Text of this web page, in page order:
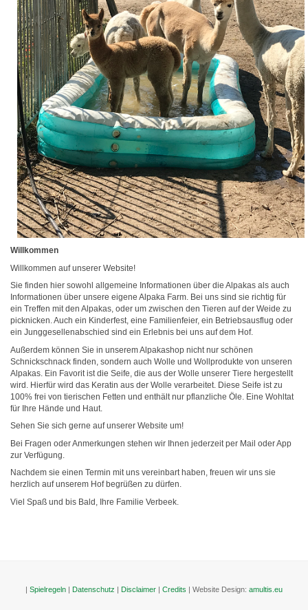
Willkommen
Willkommen auf unserer Website!
Sie finden hier sowohl allgemeine Informationen über die Alpakas als auch
Informationen über unsere eigene Alpaka Farm. Bei uns sind sie richtig für
ein Treffen mit den Alpakas, oder um zwischen den Tieren auf der Weide zu
picknicken. Auch ein Kinderfest, eine Familienfeier, ein Betriebsausflug oder
ein Junggesellenabschied sind ein Erlebnis bei uns auf dem Hof.
Außerdem können Sie in unserem Alpakashop nicht nur schönen
Schnickschnack finden, sondern auch Wolle und Wollprodukte von unseren
Alpakas. Ein Favorit ist die Seife, die aus der Wolle unserer Tiere hergestellt
wird. Hierfür wird das Keratin aus der Wolle verarbeitet. Diese Seife ist zu
100% frei von tierischen Fetten und enthält nur pflanzliche Öle. Eine Wohltat
für Ihre Hände und Haut.
Sehen Sie sich gerne auf unserer Website um!
Bei Fragen oder Anmerkungen stehen wir Ihnen jederzeit per Mail oder App
zur Verfügung.
Nachdem sie einen Termin mit uns vereinbart haben, freuen wir uns sie
herzlich auf unserem Hof begrüßen zu dürfen.
Viel Spaß und bis Bald, Ihre Familie Verbeek.
Spielregeln Datenschutz Disclaimer Credits | Website Design: amultis.eu